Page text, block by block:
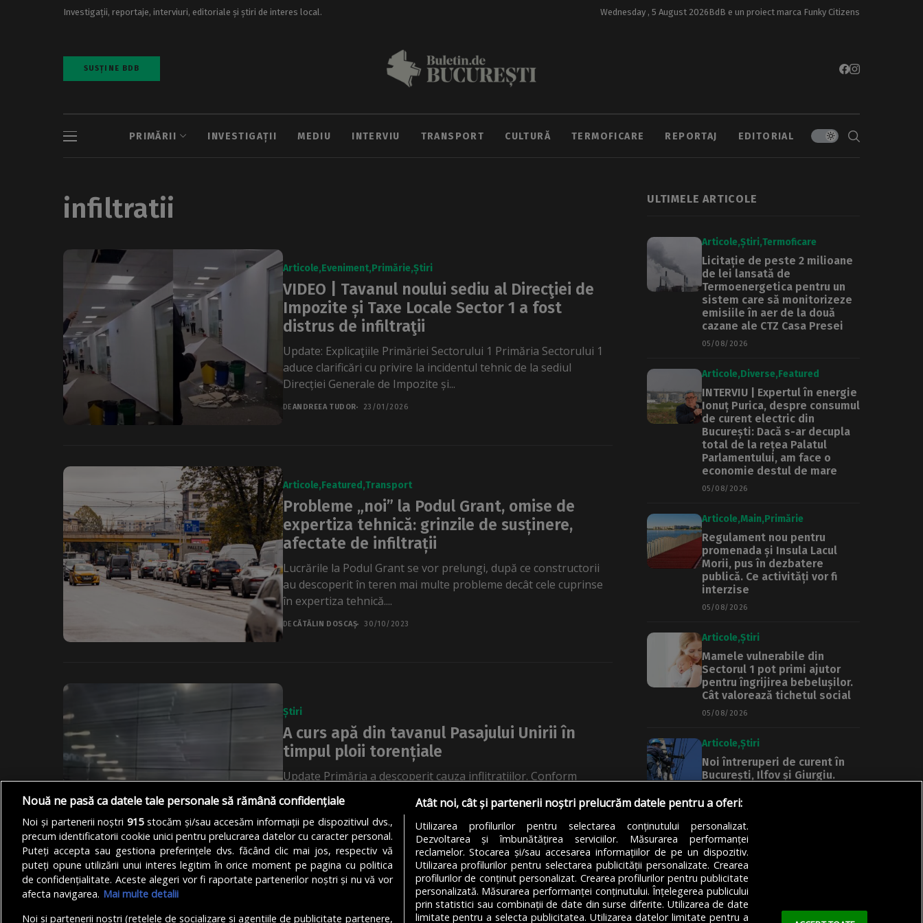
Investigații, reportaje, interviuri, editoriale și știri de interes local. Wednesday , 5 August 2026BdB e un proiect marca Funky Citizens
SUSȚINE BDB
PRIMĂRII INVESTIGAȚII MEDIU INTERVIU TRANSPORT CULTURĂ TERMOFICARE REPORTAJ EDITORIAL
infiltratii
Articole Eveniment Primărie Știri
VIDEO | Tavanul noului sediu al Direcţiei de
Impozite și Taxe Locale Sector 1 a fost
distrus de infiltraţii
Update: Explicaţiile Primăriei Sectorului 1 Primăria Sectorului 1
aduce clarificări cu privire la incidentul tehnic de la sediul
Direcției Generale de Impozite și...
DEANDREEA TUDOR 23/01/2026
Articole Featured Transport
Probleme „noi” la Podul Grant, omise de
expertiza tehnică: grinzile de susținere,
afectate de infiltrații
Lucrările la Podul Grant se vor prelungi, după ce constructorii
au descoperit în teren mai multe probleme decât cele cuprinse
în expertiza tehnică....
DE CĂTĂLIN DOSCAȘ 30/10/2023
Știri
A curs apă din tavanul Pasajului Unirii în
timpul ploii torențiale
Update Primăria a descoperit cauza inflitratiilor. Conform
Libertatea.ro, problema a apărut din cauza unei avarii la unul
dintre canivouri, un fel de casetende...
DE TEODORA STROE 11/01/2023
ULTIMELE ARTICOLE
Articole Știri Termoficare
Licitație de peste 2 milioane
de lei lansată de
Termoenergetica pentru un
sistem care să monitorizeze
emisiile în aer de la două
cazane ale CTZ Casa Presei
05/08/2026
Articole Diverse Featured
INTERVIU | Expertul în energie
Ionuț Purica, despre consumul
de curent electric din
București: Dacă s-ar decupla
total de la rețea Palatul
Parlamentului, am face o
economie destul de mare
05/08/2026
Articole Main Primărie
Regulament nou pentru
promenada și Insula Lacul
Morii, pus în dezbatere
publică. Ce activități vor fi
interzise
05/08/2026
Articole Știri
Mamele vulnerabile din
Sectorul 1 pot primi ajutor
pentru îngrijirea bebelușilor.
Cât valorează tichetul social
05/08/2026
Articole Știri
Noi întreruperi de curent în
București, Ilfov și Giurgiu.
transmite lista actualizată a
05/08/2026
Nouă ne pasă ca datele tale personale să rămână confidențiale
Noi și partenerii noștri915stocăm și/sau accesăm informații pe dispozitivul dvs.,
precum identificatorii cookie unici pentru prelucrarea datelor cu caracter personal.
Puteți accepta sau gestiona preferințele dvs. făcând clic mai jos, respectiv vă
puteți opune utilizării unui interes legitim în orice moment pe pagina cu politica
de confidențialitate. Aceste alegeri vor fi raportate partenerilor noștri și nu vă vor
afecta navigarea. Mai multe detalii
Noi si partenerii nostri (retelele de socializare si agentiile de publicitate partenere,
Atât noi, cât și partenerii noștri prelucrăm datele pentru a oferi:
Utilizarea profilurilor pentru selectarea conținutului personalizat.
Dezvoltarea și îmbunătățirea serviciilor. Măsurarea performanței
reclamelor. Stocarea și/sau accesarea informațiilor de pe un dispozitiv.
Utilizarea profilurilor pentru selectarea publicității personalizate. Crearea
profilurilor de conținut personalizat. Crearea profilurilor pentru publicitate
personalizată. Măsurarea performanței conținutului. Înțelegerea publicului
prin statistici sau combinații de date din surse diferite. Utilizarea de date
limitate pentru a selecta publicitatea. Utilizarea datelor limitate pentru a